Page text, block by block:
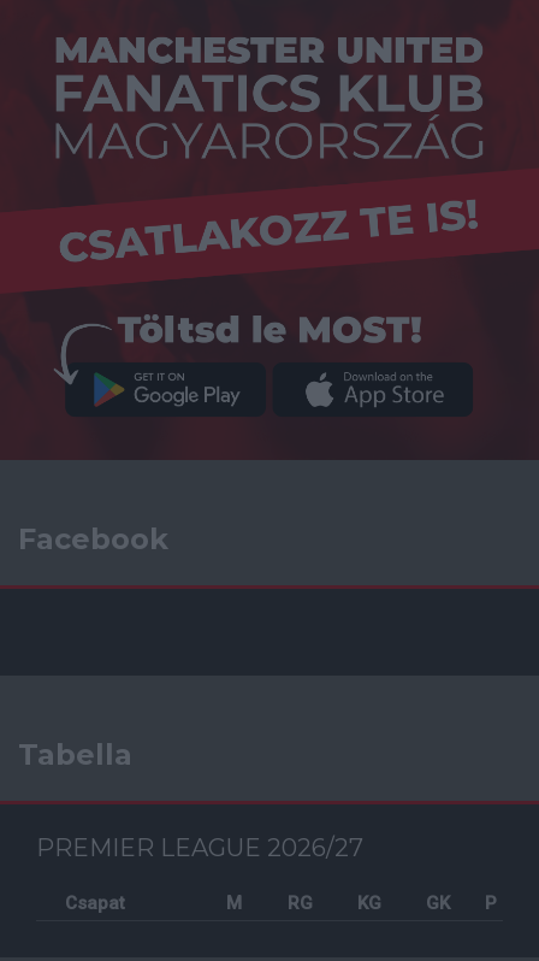
Facebook
Tabella
PREMIER LEAGUE 2026/27
Csapat M RG KG GK P